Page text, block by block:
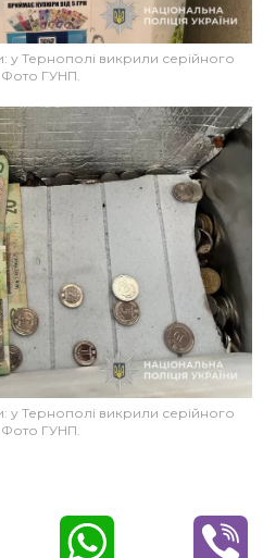
у Тернополі викрили серійного
Фото ГУНП.
у Тернополі викрили серійного
Фото ГУНП.